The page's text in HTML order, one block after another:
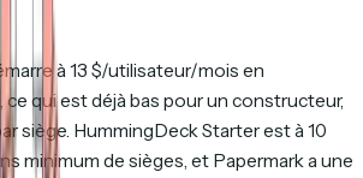
à 13 $/utilisateur/mois en
qui est déjà bas pour un constructeur,
siège. HummingDeck Starter est à 10
minimum de sièges, et Papermark a une